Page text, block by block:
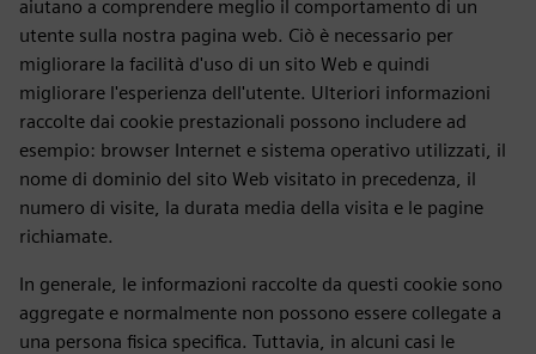
aiutano a comprendere meglio il comportamento di un
utente sulla nostra pagina web. Ciò è necessario per
migliorare la facilità d'uso di un sito Web e quindi
migliorare l'esperienza dell'utente. Ulteriori informazioni
raccolte dai cookie prestazionali possono includere ad
esempio: browser Internet e sistema operativo utilizzati, il
nome di dominio del sito Web visitato in precedenza, il
numero di visite, la durata media della visita e le pagine
richiamate.
In generale, le informazioni raccolte da questi cookie sono
aggregate e normalmente non possono essere collegate a
una persona fisica specifica. Tuttavia, in alcuni casi le